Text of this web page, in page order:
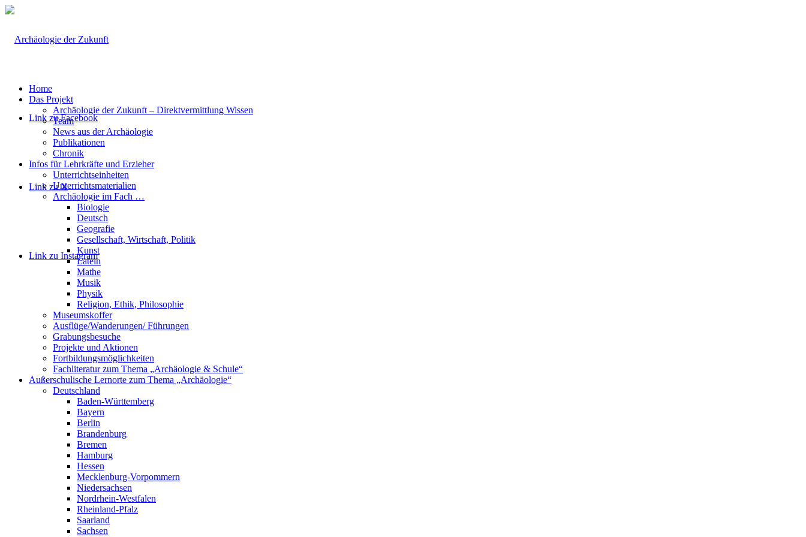
Link zu Facebook
Link zu X
Link zu Instagram
Home
Das Projekt
Archäologie der Zukunft – Direktvermittlung Wissen
Team
News aus der Archäologie
Publikationen
Chronik
Infos für Lehrkräfte und Erzieher
Unterrichtseinheiten
Unterrichtsmaterialien
Archäologie im Fach …
Biologie
Deutsch
Geografie
Gesellschaft, Wirtschaft, Politik
Kunst
Latein
Mathe
Musik
Physik
Religion, Ethik, Philosophie
Museumskoffer
Ausflüge/Wanderungen/ Führungen
Grabungsbesuche
Projekte und Aktionen
Fortbildungsmöglichkeiten
Fachliteratur zum Thema „Archäologie & Schule“
Außerschulische Lernorte zum Thema „Archäologie“
Deutschland
Baden-Württemberg
Bayern
Berlin
Brandenburg
Bremen
Hamburg
Hessen
Mecklenburg-Vorpommern
Niedersachsen
Nordrhein-Westfalen
Rheinland-Pfalz
Saarland
Sachsen